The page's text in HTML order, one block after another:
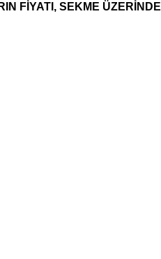
FİYATI, SEKME ÜZERİNDE